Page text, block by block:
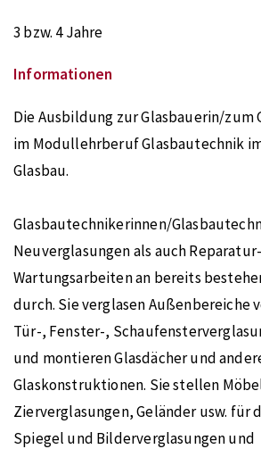
3 bzw. 4 Jahre
Informationen
Die Ausbildung zur Glasbauerin/zum
im Modullehrberuf Glasbautechnik
Glasbau.
Glasbautechnikerinnen/
Neuverglasungen als auch
Wartungsarbeiten an bereits
durch. Sie verglasen Außenbereiche
Tür-, Fenster-,
und montieren Glasdächer und
Glaskonstruktionen. Sie stellen
Zierverglasungen, Geländer usw. für
Spiegel und Bilderverglasungen und